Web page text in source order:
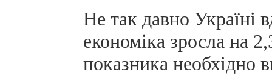
Не так давно Україні
економіка зросла на
показника необхідно